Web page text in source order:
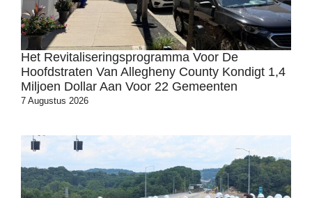
Het Revitaliseringsprogramma Voor De
Hoofdstraten Van Allegheny County Kondigt 1,4
Miljoen Dollar Aan Voor 22 Gemeenten
7 Augustus 2026